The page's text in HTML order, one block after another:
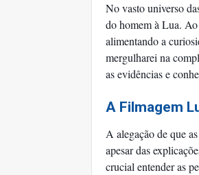
No vasto universo
do homem à Lua.
alimentando a
mergulharei na
as evidências e
A Filmagem
A alegação de que
apesar das
crucial entender as